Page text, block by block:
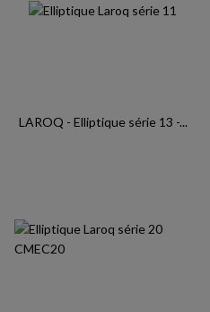
LAROQ - Elliptique série 13 -...